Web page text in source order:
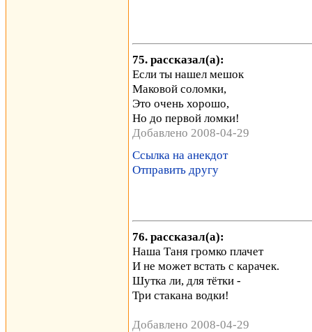
75. рассказал(а):
Если ты нашел мешок
Маковой соломки,
Это очень хорошо,
Но до первой ломки!
Добавлено 2008-04-29
Ссылка на анекдот
Отправить другу
76. рассказал(а):
Наша Таня громко плачет
И не может встать с карачек.
Шутка ли, для тётки -
Три стакана водки!
Добавлено 2008-04-29